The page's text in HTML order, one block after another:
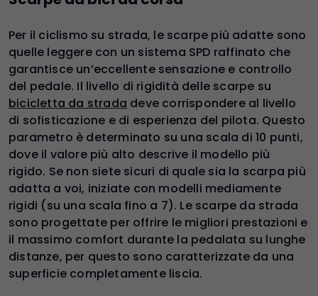
Per il ciclismo su strada, le scarpe più adatte sono
quelle leggere con un sistema SPD raffinato che
garantisce un’eccellente sensazione e controllo
del pedale. Il livello di rigidità delle scarpe su
bicicletta da strada deve corrispondere al livello
di sofisticazione e di esperienza del pilota. Questo
parametro è determinato su una scala di 10 punti,
dove il valore più alto descrive il modello più
rigido. Se non siete sicuri di quale sia la scarpa più
adatta a voi, iniziate con modelli mediamente
rigidi (su una scala fino a 7). Le scarpe da strada
sono progettate per offrire le migliori prestazioni e
il massimo comfort durante la pedalata su lunghe
distanze, per questo sono caratterizzate da una
superficie completamente liscia.